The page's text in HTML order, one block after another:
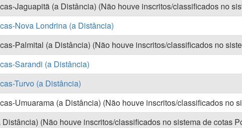
Jaguapitã (a Distância) (Não houve inscritos/classificados no
Nova Londrina (a Distância)
Palmital (a Distância) (Não houve inscritos/classificados no
Sarandi (a Distância)
Turvo (a Distância)
Umuarama (a Distância) (Não houve inscritos/classificados no
(Não houve inscritos/classificados no sistema de cotas